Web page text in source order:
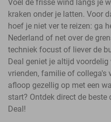
Voel de frisse wind langs je
kraken onder je latten. Voor
hoef je niet ver te reizen: ga
Nederland of net over de
techniek focust of liever de
Deal geniet je altijd
vrienden, familie of collega's
afloop gezellig op met een
start? Ontdek direct de
Deal!